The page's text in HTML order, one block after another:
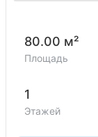
80.00 м²
Площадь
1
Этажей